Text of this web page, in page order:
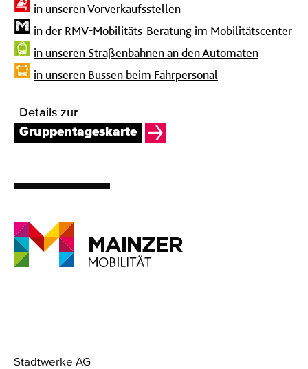
in unseren Vorverkaufsstellen
in der RMV-Mobilitäts-Beratung im Mobilitätscenter
in unseren Straßenbahnen an den Automaten
in unseren Bussen beim Fahrpersonal
Details zur
Gruppentageskarte
Stadtwerke AG